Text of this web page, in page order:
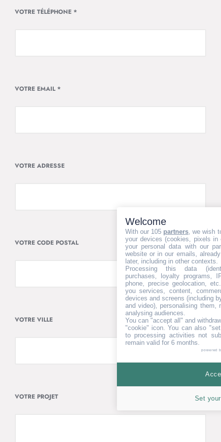
VOTRE TÉLÉPHONE *
VOTRE EMAIL *
VOTRE ADRESSE
VOTRE CODE POSTAL
VOTRE VILLE
VOTRE PROJET
Welcome
With our 105 partners, we wish
your devices (cookies, pixels
your personal data with our
website or in our emails,
later, including in other contexts.
Processing this data
purchases, loyalty programs,
phone, precise geolocation,
you services, content,
devices and screens (including
and video), personalising them,
analysing audiences.
You can "accept all" and
"cookie" icon. You can also
to processing activities not
remain valid for 6 months.
powered
Set